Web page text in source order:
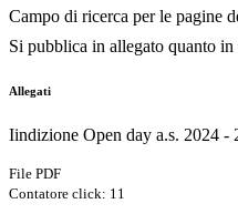
Campo di ricerca per le pagine
Si pubblica in allegato quanto in
Allegati
Iindizione Open day a.s. 2024 -
File PDF
Contatore click: 11